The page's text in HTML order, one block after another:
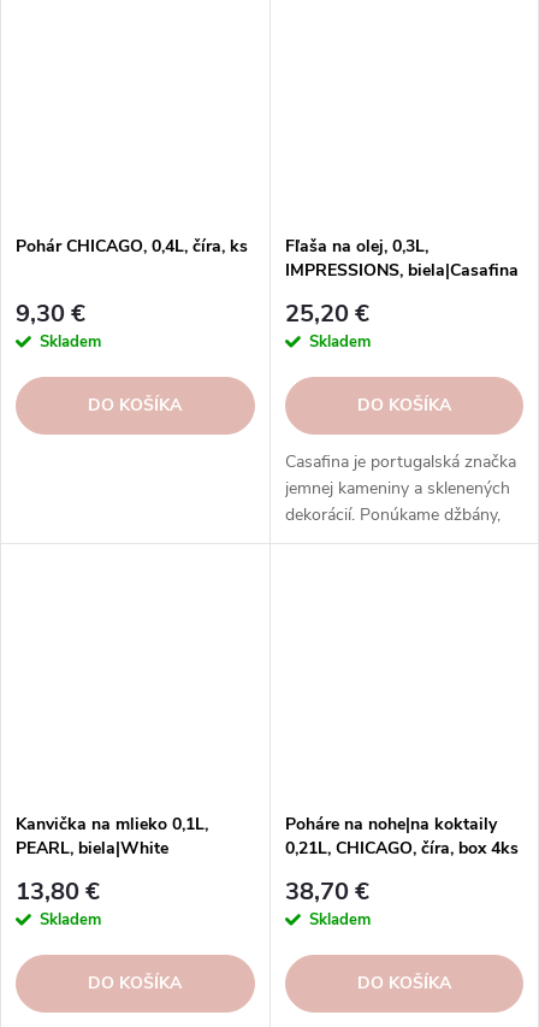
Pohár CHICAGO, 0,4L, číra, ks
9,30 €
Skladem
DO KOŠÍKA
Fľaša na olej, 0,3L,
IMPRESSIONS, biela|Casafina
25,20 €
Skladem
DO KOŠÍKA
Casafina je portugalská značka
jemnej kameniny a sklenených
dekorácií. Ponúkame džbány,
karafy a fľaše s rôznym
Kanvička na mlieko 0,1L,
PEARL, biela|White
13,80 €
Skladem
DO KOŠÍKA
Poháre na nohe|na koktaily
0,21L, CHICAGO, číra, box 4ks
38,70 €
Skladem
DO KOŠÍKA